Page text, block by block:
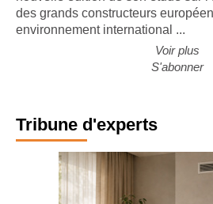
nouvelle édition de son étude sur
des grands constructeurs
Voir plus
Tribune d'experts